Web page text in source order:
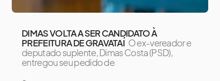
DIMAS VOLTA A SER CANDIDATO À
PREFEITURA DE GRAVATAÍ O ex-vereador e
deputado suplente, Dimas Costa (PSD),
entregou seu pedido de